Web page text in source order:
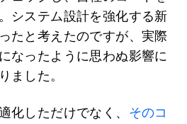
システム設計を強化する新
たと考えたのですが、実際
なったように思わぬ影響に
ました。
化しただけでなく、 そのコ